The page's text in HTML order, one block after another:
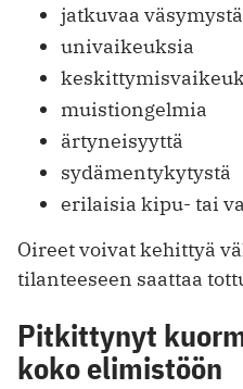
jatkuvaa väsymystä
univaikeuksia
muistiongelmia
ärtyneisyyttä
sydämentykytystä
erilaisia kipu- tai
Oireet voivat kehittyä
tilanteeseen saattaa
Pitkittynyt
koko elimistöön